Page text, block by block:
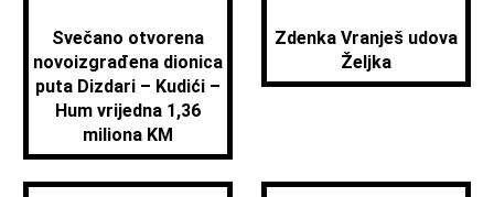
Svečano otvorena
novoizgrađena dionica
puta Dizdari – Kudići –
Hum vrijedna 1,36
miliona KM
Zdenka Vranješ udova
Željka